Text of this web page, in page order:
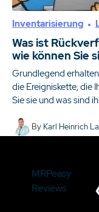
Inventarisierung
Was ist
wie können Sie
Grundlegend
die Ereigniskette, die
Sie sie und was sind
By Karl Heinrich
MRPeasy
Reviews